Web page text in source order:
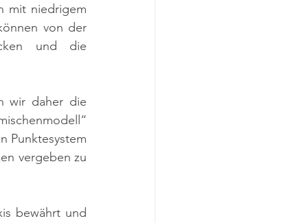
mit niedrigem
von der
und die
wir daher die
Punktesystem
vergeben zu
bewährt und